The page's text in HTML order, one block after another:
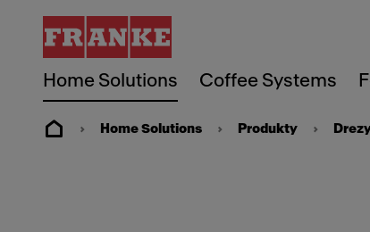
Home Solutions Coffee Systems
Home Solutions Produkty